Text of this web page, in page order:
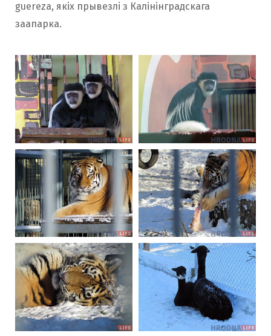
guereza, якіх прывезлі з Калінінградскага
заапарка.